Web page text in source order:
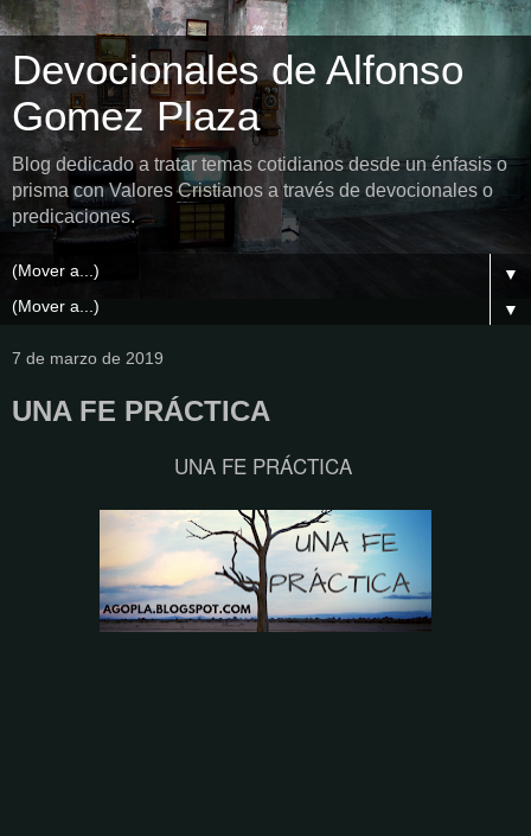
Devocionales de Alfonso
Gomez Plaza
Blog dedicado a tratar temas cotidianos desde un énfasis o
prisma con Valores Cristianos a través de devocionales o
predicaciones.
▼
▼
7 de marzo de 2019
UNA FE PRÁCTICA
UNA FE PRÁCTICA